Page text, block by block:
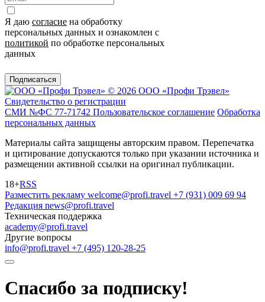
Я даю согласие на обработку
персональных данных и ознакомлен с
политикой по обработке персональных
данных
Подписаться
© 2026 ООО «Профи Трэвeл»
Свидетельство о регистрации
СМИ №ФС 77-71742 Пользовательское соглашение Обработка
персональных данных
Материалы сайта защищены авторским правом. Перепечатка
и цитирование допускаются только при указании источника и
размещении активной ссылки на оригинал публикации.
18+RSS
Разместить рекламу welcome@profi.travel +7 (931) 009 69 94
Редакция news@profi.travel
Техническая поддержка
academy@profi.travel
Другие вопросы
info@profi.travel +7 (495) 120-28-25
Спасибо за подписку!